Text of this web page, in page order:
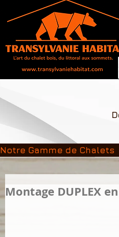
Notre Gamme de Chalets
Montage DUPLEX